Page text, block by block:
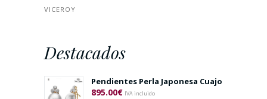
VICEROY
Destacados
Pendientes Perla Japonesa Cuajo
895.00€ IVA incluido